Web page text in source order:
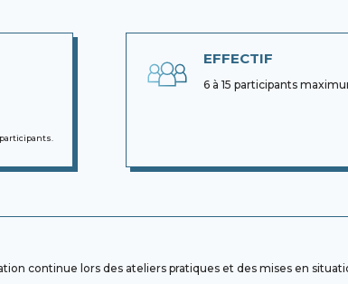
EFFECTIF
6 à 15 participants
continue lors des ateliers pratiques et des mises en